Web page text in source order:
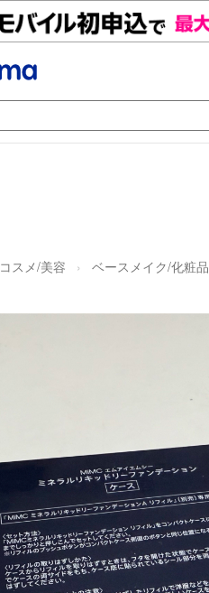
コスメ/美容 ベースメイク/化粧品